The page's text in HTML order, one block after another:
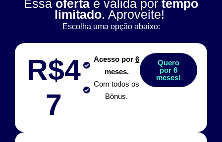
Essa oferta é válida por tempo
limitado. Aproveite!
Escolha uma opção abaixo:
R$4
7
Acesso por6
meses.
Com todos os
Bônus.
Quero
por 6
meses!